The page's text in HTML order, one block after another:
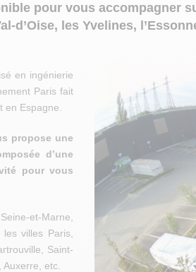
pour vous accompagner
d’Oise, les Yvelines,
en ingénierie
Paris fait
Espagne.
propose une
d’une
pour vous
et-Marne,
villes Paris,
Saint-
etc.